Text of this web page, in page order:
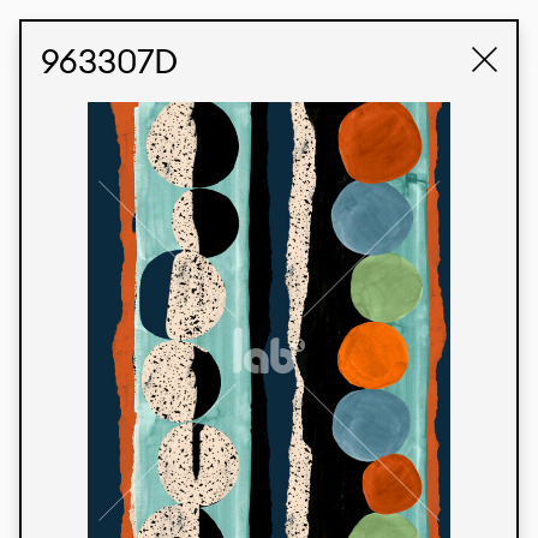
963307D
Produtos
Temos orgulho de expressar nossa identidade
brasileira por meio de nossos tecidos e estampas
personalizadas, trabalhando em colaboração
com nossos clientes e dando vida aos seus
conceitos e criações. Nossa extensa linha de
produtos tem opções para diferentes mercados.
Oferecemos também tecidos ecológicos e
tecnológicos que podem ser acabados em
qualquer cor sólida ou impressão digital.